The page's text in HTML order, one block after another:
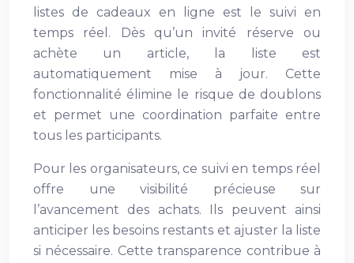
listes de cadeaux en ligne est le suivi en
temps réel. Dès qu’un invité réserve ou
achète un article, la liste est
automatiquement mise à jour. Cette
fonctionnalité élimine le risque de doublons
et permet une coordination parfaite entre
tous les participants.
Pour les organisateurs, ce suivi en temps réel
offre une visibilité précieuse sur
l’avancement des achats. Ils peuvent ainsi
anticiper les besoins restants et ajuster la liste
si nécessaire. Cette transparence contribue à